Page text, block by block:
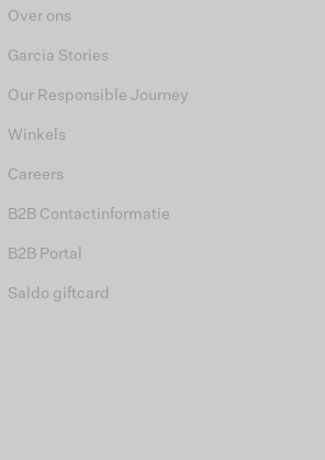
Over ons
Garcia Stories
Our Responsible Journey
Winkels
Careers
B2B Contactinformatie
B2B Portal
Saldo giftcard